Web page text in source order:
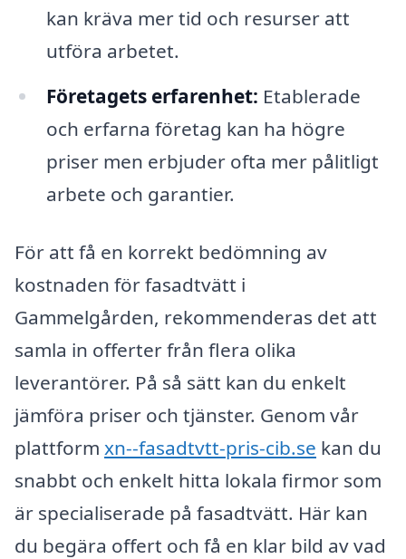
kan kräva mer tid och resurser att
utföra arbetet.
Företagets erfarenhet: Etablerade
och erfarna företag kan ha högre
priser men erbjuder ofta mer pålitligt
arbete och garantier.
För att få en korrekt bedömning av
kostnaden för fasadtvätt i
Gammelgården, rekommenderas det att
samla in offerter från flera olika
leverantörer. På så sätt kan du enkelt
jämföra priser och tjänster. Genom vår
plattform xn--fasadtvtt-pris-cib.se kan du
snabbt och enkelt hitta lokala firmor som
är specialiserade på fasadtvätt. Här kan
du begära offert och få en klar bild av vad